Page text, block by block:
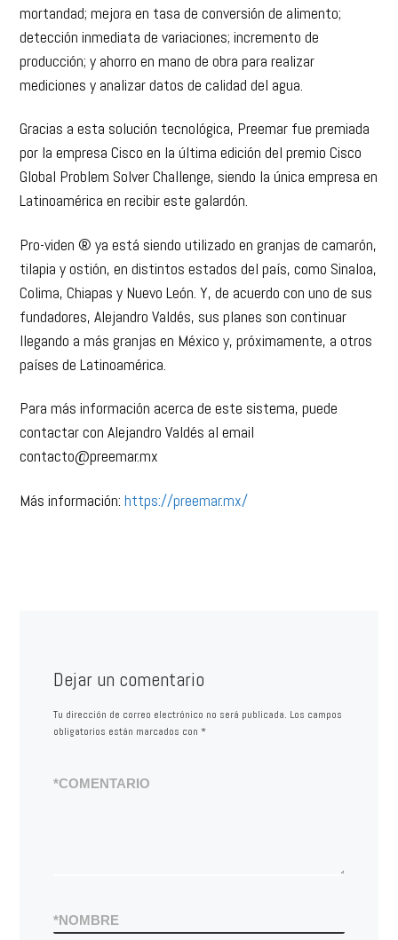
mortandad; mejora en tasa de conversión de alimento;
detección inmediata de variaciones; incremento de
producción; y ahorro en mano de obra para realizar
mediciones y analizar datos de calidad del agua.
Gracias a esta solución tecnológica, Preemar fue premiada
por la empresa Cisco en la última edición del premio Cisco
Global Problem Solver Challenge, siendo la única empresa en
Latinoamérica en recibir este galardón.
Pro-viden ® ya está siendo utilizado en granjas de camarón,
tilapia y ostión, en distintos estados del país, como Sinaloa,
Colima, Chiapas y Nuevo León. Y, de acuerdo con uno de sus
fundadores, Alejandro Valdés, sus planes son continuar
llegando a más granjas en México y, próximamente, a otros
países de Latinoamérica.
Para más información acerca de este sistema, puede
contactar con Alejandro Valdés al email
contacto@preemar.mx
Más información:https://preemar.mx/
Dejar un comentario
Tu dirección de correo electrónico no será publicada. Los campos
obligatorios están marcados con *
COMENTARIO
*
NOMBRE
*